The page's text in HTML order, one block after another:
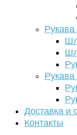
Доставка и
Контакты